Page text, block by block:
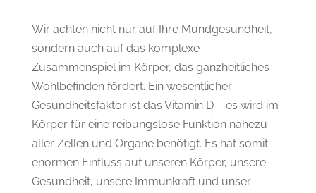
Wir achten nicht nur auf Ihre Mundgesundheit,
sondern auch auf das komplexe
Zusammenspiel im Körper, das ganzheitliches
Wohlbefinden fördert. Ein wesentlicher
Gesundheitsfaktor ist das Vitamin D – es wird im
Körper für eine reibungslose Funktion nahezu
aller Zellen und Organe benötigt. Es hat somit
enormen Einfluss auf unseren Körper, unsere
Gesundheit, unsere Immunkraft und unser